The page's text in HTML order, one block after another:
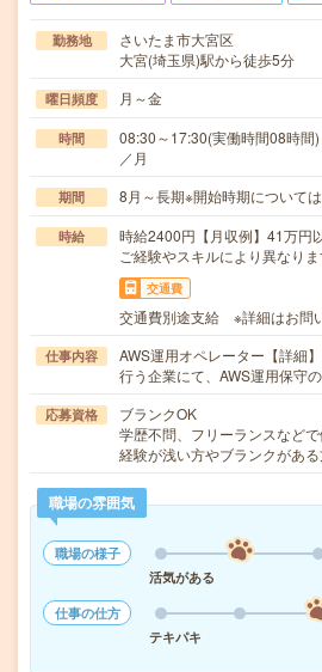
勤務地
さいたま市大宮区
大宮(埼玉県)駅から徒歩5分
曜日頻度 月～金
時間
08:30～17:30(実働時間08時間
／月
期間 8月～長期※開始時期について
時給
時給2400円【月収例】41万円
ご経験やスキルにより異なり
交通費
交通費別途支給 ※詳細はお問
仕事内容
AWS運用オペレーター【詳細
行う企業にて、AWS運用保守
応募資格
ブランクOK
学歴不問、フリーランスなど
経験が浅い方やブランクがあ
職場の雰囲気
職場の様子
活気がある
仕事の仕方
テキパキ